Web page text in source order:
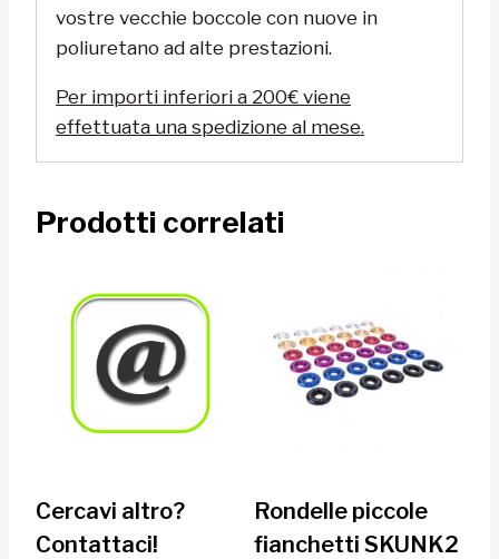
vostre vecchie boccole con nuove in
poliuretano ad alte prestazioni.
Per importi inferiori a 200€ viene
effettuata una spedizione al mese.
Prodotti correlati
Cercavi altro?
Contattaci!
Rondelle piccole
fianchetti SKUNK2